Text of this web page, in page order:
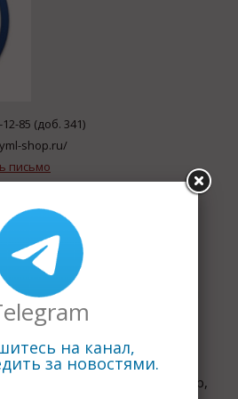
85 (доб. 341)
shop.ru/
письмо
техника и оборудование
на комплексные поставки
оборудования (КИП,
запорно-регулирующая
грузоподъемное,
буровое,
комплектующих, запасных
продукция:
Сварог, Brima, Kemppi, Esab,
на канал,
за новостями.